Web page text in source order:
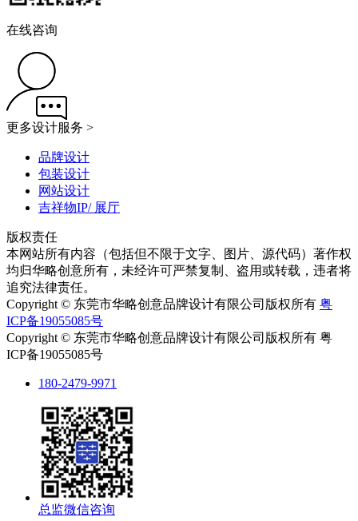
在线咨询
更多设计服务 >
品牌设计
包装设计
网站设计
吉祥物IP/ 展厅
版权责任
本网站所有内容（包括但不限于文字、图片、源代码）著作权
均归华略创意所有，未经许可严禁复制、盗用或转载，违者将
追究法律责任。
Copyright © 东莞市华略创意品牌设计有限公司版权所有 粤
ICP备19055085号
Copyright © 东莞市华略创意品牌设计有限公司版权所有 粤
ICP备19055085号
180-2479-9971
总监微信咨询